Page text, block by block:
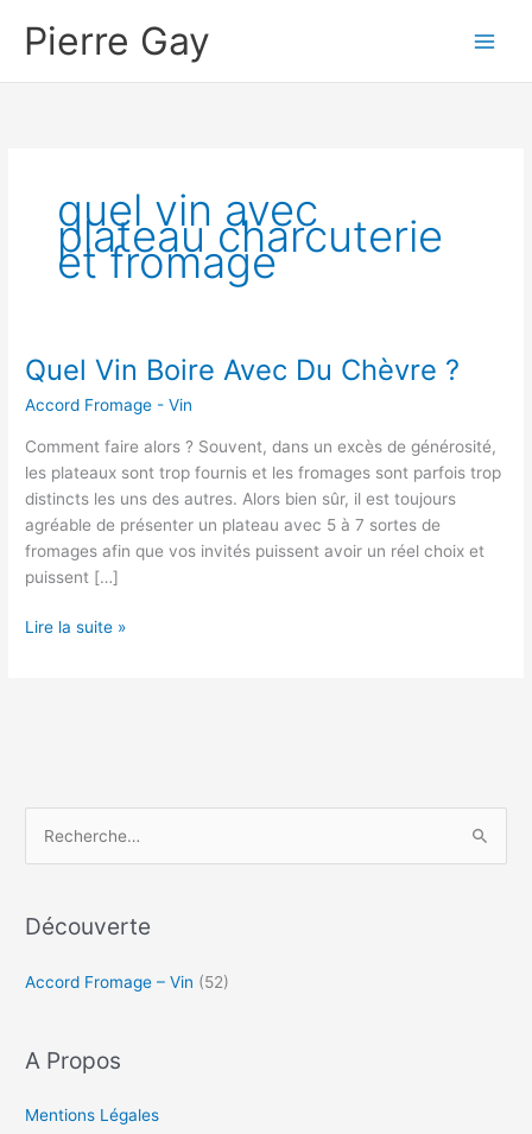
Pierre Gay
quel vin avec
plateau charcuterie
et fromage
Quel Vin Boire Avec Du Chèvre ?
Accord Fromage - Vin
Comment faire alors ? Souvent, dans un excès de générosité,
les plateaux sont trop fournis et les fromages sont parfois trop
distincts les uns des autres. Alors bien sûr, il est toujours
agréable de présenter un plateau avec 5 à 7 sortes de
fromages afin que vos invités puissent avoir un réel choix et
puissent […]
Q
B
i
e
A
e
u
h
Lire la suite »
h
r
r
Découverte
Accord Fromage – Vin (52)
A Propos
Mentions Légales